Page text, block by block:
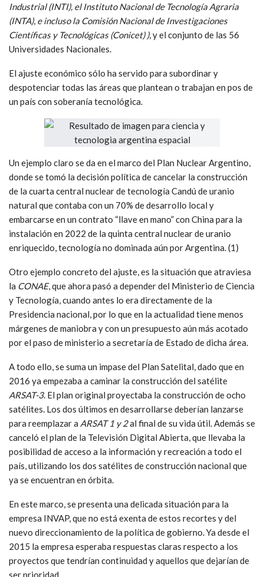
Industrial (INTI), el Instituto Nacional de Tecnología Agraria
(INTA), e incluso la Comisión Nacional de Investigaciones
Científicas y Tecnológicas (Conicet) ), y el conjunto de las 56
Universidades Nacionales.
El ajuste económico sólo ha servido para subordinar y
despotenciar todas las áreas que plantean o trabajan en pos de
un país con soberanía tecnológica.
Un ejemplo claro se da en el marco del Plan Nuclear Argentino,
de la cuarta central nuclear de tecnología Candú de uranio
natural que contaba con un 70% de desarrollo local y
embarcarse en un contrato “llave en mano” con China para la
instalación en 2022 de la quinta central nuclear de uranio
enriquecido, tecnología no dominada aún por Argentina. (1)
laCONAE, que ahora pasó a depender del Ministerio de Ciencia
y Tecnología, cuando antes lo era directamente de la
Presidencia nacional, por lo que en la actualidad tiene menos
márgenes de maniobra y con un presupuesto aún más acotado
por el paso de ministerio a secretaría de Estado de dicha área.
A todo ello, se suma un impase del Plan Satelital, dado que en
2016 ya empezaba a caminar la construcción del satélite
ARSAT-3. El plan original proyectaba la construcción de ocho
para reemplazar aARSAT 1 y 2 al final de su vida útil. Además se
canceló el plan de la Televisión Digital Abierta, que llevaba la
posibilidad de acceso a la información y recreación a todo el
país, utilizando los dos satélites de construcción nacional que
ya se encuentran en órbita.